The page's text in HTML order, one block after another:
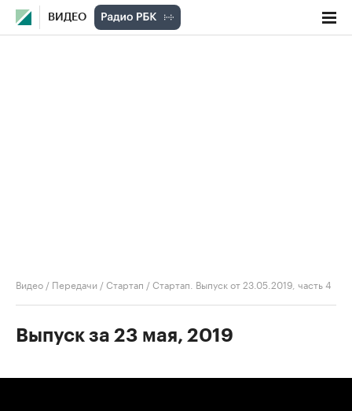
ВИДЕО
Видео / Передачи /Стартап /Стартап. Выпуск от 23.05.2019, часть 4
Выпуск за 23 мая, 2019